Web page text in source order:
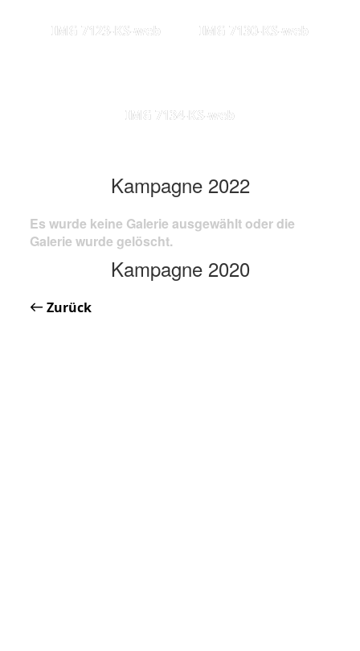
IMG 7123-KS-web IMG 7130-KS-web
IMG 7134-KS-web
Kampagne 2022
Es wurde keine Galerie ausgewählt oder die
Galerie wurde gelöscht.
Kampagne 2020
Zurück